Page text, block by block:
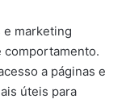
e marketing
comportamento.
a páginas e
úteis para